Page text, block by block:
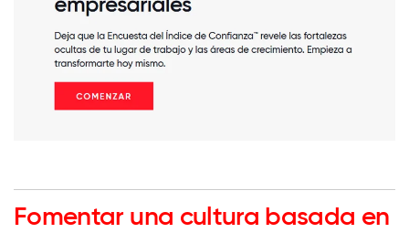
Fomentar una cultura basada en